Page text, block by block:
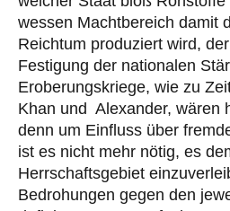
wessen Machtbereich damit
Reichtum produziert wird,
Festigung der nationalen
Eroberungskriege, wie zu
Khan und Alexander, wären
denn um Einfluss über
ist es nicht mehr nötig, es
Herrschaftsgebiet
Bedrohungen gegen den